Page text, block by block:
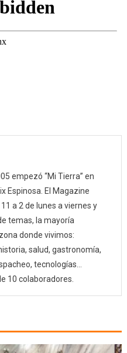
empezó “Mi Tierra” en
Espinosa. El Magazine
a 2 de lunes a viernes y
temas, la mayoría
donde vivimos:
salud, gastronomía,
tecnologías…
10 colaboradores.